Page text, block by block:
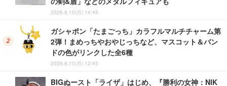
2026.8.10(月) 14:45
ガシャポン「たまごっち」カラフルマルチチャーム第
2弾！まめっちやおやじっちなど、マスコット＆バン
ドの色がリンクした全6種
2026.8.10(月) 12:45
BIGぬースト「ライザ」はじめ、『勝利の女神：NIK